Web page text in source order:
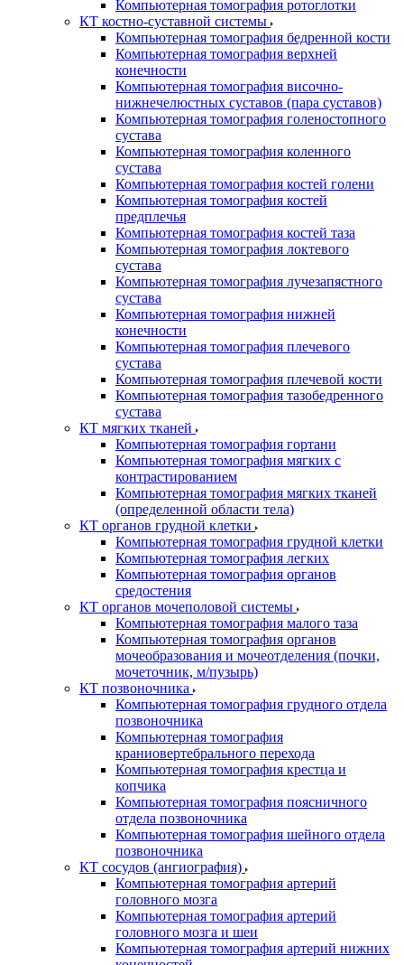
Компьютерная томография ротоглотки
КТ костно-суставной системы
Компьютерная томография бедренной кости
Компьютерная томография верхней
конечности
Компьютерная томография височно-
нижнечелюстных суставов (пара суставов)
Компьютерная томография голеностопного
сустава
Компьютерная томография коленного
сустава
Компьютерная томография костей голени
Компьютерная томография костей
предплечья
Компьютерная томография костей таза
Компьютерная томография локтевого
сустава
Компьютерная томография лучезапястного
сустава
Компьютерная томография нижней
конечности
Компьютерная томография плечевого
сустава
Компьютерная томография плечевой кости
Компьютерная томография тазобедренного
сустава
КТ мягких тканей
Компьютерная томография гортани
Компьютерная томография мягких с
контрастированием
Компьютерная томография мягких тканей
(определенной области тела)
КТ органов грудной клетки
Компьютерная томография грудной клетки
Компьютерная томография легких
Компьютерная томография органов
средостения
КТ органов мочеполовой системы
Компьютерная томография малого таза
Компьютерная томография органов
мочеобразования и мочеотделения (почки,
мочеточник, м/пузырь)
КТ позвоночника
Компьютерная томография грудного отдела
позвоночника
Компьютерная томография
краниовертебрального перехода
Компьютерная томография крестца и
копчика
Компьютерная томография поясничного
отдела позвоночника
Компьютерная томография шейного отдела
позвоночника
КТ сосудов (ангиография)
Компьютерная томография артерий
головного мозга
Компьютерная томография артерий
головного мозга и шеи
Компьютерная томография артерий нижних